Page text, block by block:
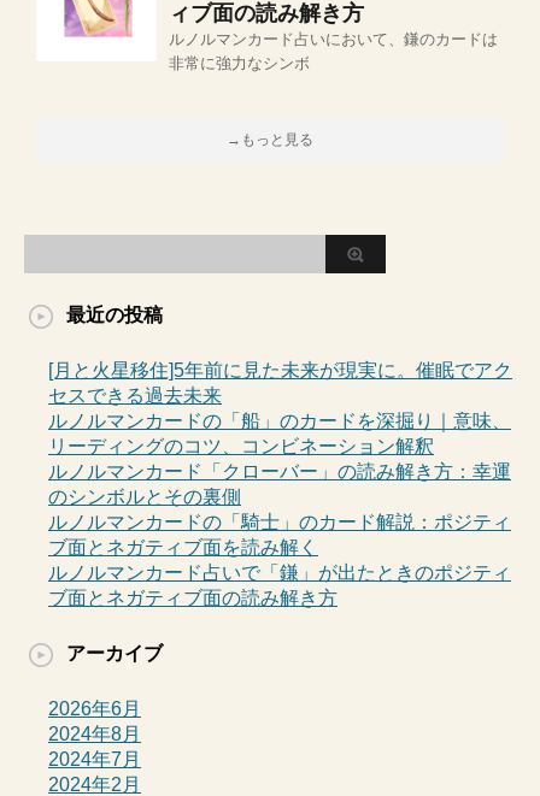
ィブ面の読み解き方
ルノルマンカード占いにおいて、鎌のカードは
非常に強力なシンボ
→もっと見る
最近の投稿
[月と火星移住]5年前に見た未来が現実に。催眠でアク
セスできる過去未来
ルノルマンカードの「船」のカードを深掘り｜意味、
リーディングのコツ、コンビネーション解釈
ルノルマンカード「クローバー」の読み解き方：幸運
のシンボルとその裏側
ルノルマンカードの「騎士」のカード解説：ポジティ
ブ面とネガティブ面を読み解く
ルノルマンカード占いで「鎌」が出たときのポジティ
ブ面とネガティブ面の読み解き方
アーカイブ
2026年6月
2024年8月
2024年7月
2024年2月